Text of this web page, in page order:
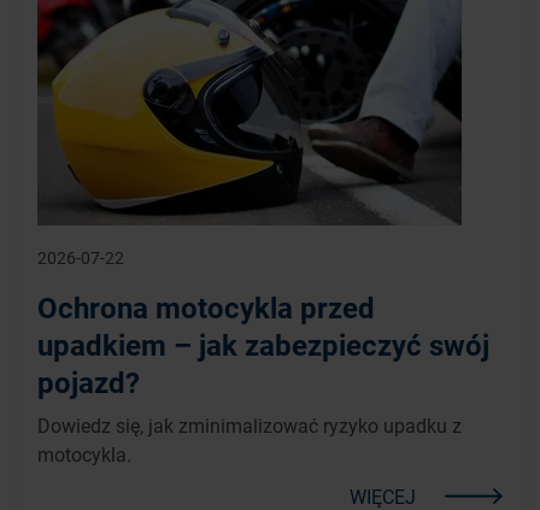
2026-07-22
Ochrona motocykla przed
upadkiem – jak zabezpieczyć swój
pojazd?
Dowiedz się, jak zminimalizować ryzyko upadku z
motocykla.
WIĘCEJ